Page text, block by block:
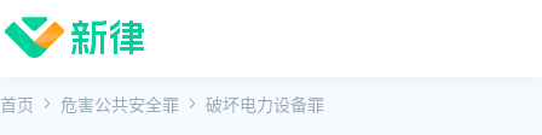
首页 危害公共安全罪 破坏电力设备罪